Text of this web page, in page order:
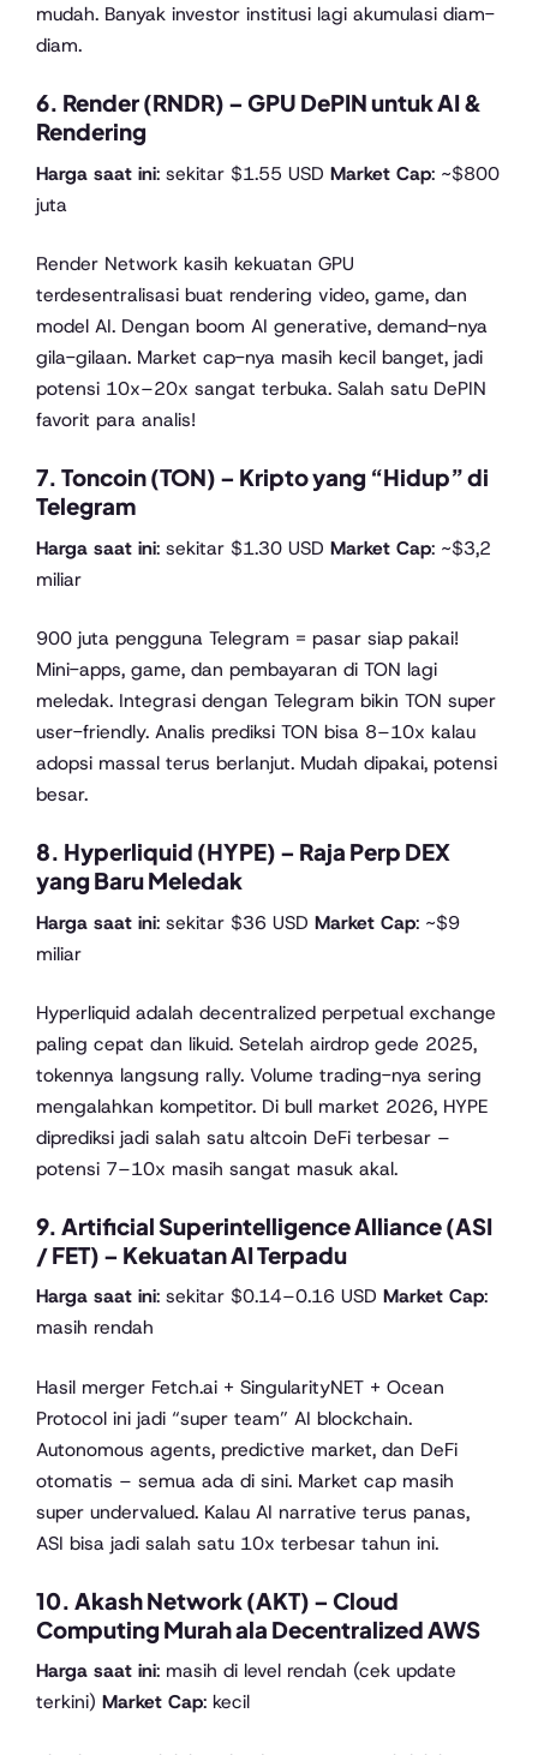
mudah. Banyak investor institusi lagi akumulasi diam-
diam.
6. Render (RNDR) – GPU DePIN untuk AI &
Rendering
Harga saat ini: sekitar $1.55 USD Market Cap: ~$800
juta
Render Network kasih kekuatan GPU
terdesentralisasi buat rendering video, game, dan
model AI. Dengan boom AI generative, demand-nya
gila-gilaan. Market cap-nya masih kecil banget, jadi
potensi 10x–20x sangat terbuka. Salah satu DePIN
favorit para analis!
7. Toncoin (TON) – Kripto yang “Hidup” di
Telegram
Harga saat ini: sekitar $1.30 USD Market Cap: ~$3,2
miliar
900 juta pengguna Telegram = pasar siap pakai!
Mini-apps, game, dan pembayaran di TON lagi
meledak. Integrasi dengan Telegram bikin TON super
user-friendly. Analis prediksi TON bisa 8–10x kalau
adopsi massal terus berlanjut. Mudah dipakai, potensi
besar.
8. Hyperliquid (HYPE) – Raja Perp DEX
yang Baru Meledak
Harga saat ini: sekitar $36 USD Market Cap: ~$9
miliar
Hyperliquid adalah decentralized perpetual exchange
paling cepat dan likuid. Setelah airdrop gede 2025,
tokennya langsung rally. Volume trading-nya sering
mengalahkan kompetitor. Di bull market 2026, HYPE
diprediksi jadi salah satu altcoin DeFi terbesar –
potensi 7–10x masih sangat masuk akal.
9. Artificial Superintelligence Alliance (ASI
/ FET) – Kekuatan AI Terpadu
Harga saat ini: sekitar $0.14–0.16 USD Market Cap:
masih rendah
Hasil merger Fetch.ai + SingularityNET + Ocean
Protocol ini jadi “super team” AI blockchain.
Autonomous agents, predictive market, dan DeFi
otomatis – semua ada di sini. Market cap masih
super undervalued. Kalau AI narrative terus panas,
ASI bisa jadi salah satu 10x terbesar tahun ini.
10. Akash Network (AKT) – Cloud
Computing Murah ala Decentralized AWS
Harga saat ini: masih di level rendah (cek update
terkini) Market Cap: kecil